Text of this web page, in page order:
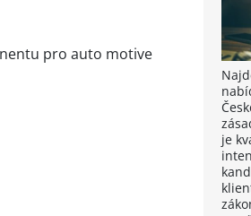
je
pro auto motive